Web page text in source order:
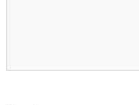
a